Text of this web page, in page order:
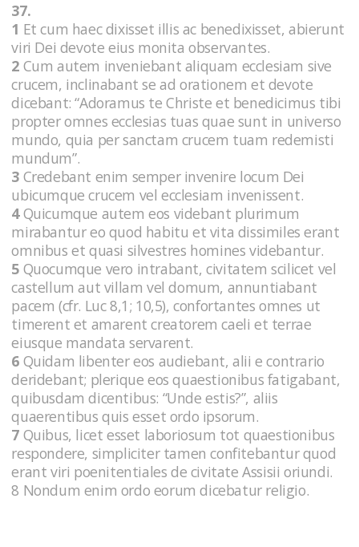
37.
1 Et cum haec dixisset illis ac benedixisset, abierunt
viri Dei devote eius monita observantes.
2 Cum autem inveniebant aliquam ecclesiam sive
crucem, inclinabant se ad orationem et devote
dicebant: “Adoramus te Christe et benedicimus tibi
propter omnes ecclesias tuas quae sunt in universo
mundo, quia per sanctam crucem tuam redemisti
mundum”.
3 Credebant enim semper invenire locum Dei
ubicumque crucem vel ecclesiam invenissent.
4Quicumque autem eos videbant plurimum
mirabantur eo quod habitu et vita dissimiles erant
omnibus et quasi silvestres homines videbantur.
5 Quocumque vero intrabant, civitatem scilicet vel
castellum aut villam vel domum, annuntiabant
pacem (cfr. Luc 8,1; 10,5), confortantes omnes ut
timerent et amarent creatorem caeli et terrae
eiusque mandata servarent.
6 Quidam libenter eos audiebant, alii e contrario
deridebant; plerique eos quaestionibus fatigabant,
quibusdam dicentibus: “Unde estis?”, aliis
quaerentibus quis esset ordo ipsorum.
7 Quibus, licet esset laboriosum tot quaestionibus
respondere, simpliciter tamen confitebantur quod
erant viri poenitentiales de civitate Assisii oriundi.
8 Nondum enim ordo eorum dicebatur religio.